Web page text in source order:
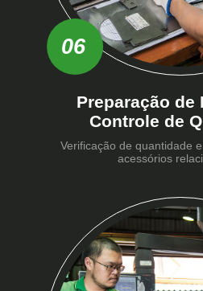
06
Preparação de
Controle de
Verificação de quantidade
acessórios